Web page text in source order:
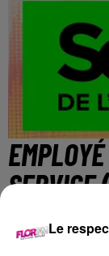
Houssen
Le